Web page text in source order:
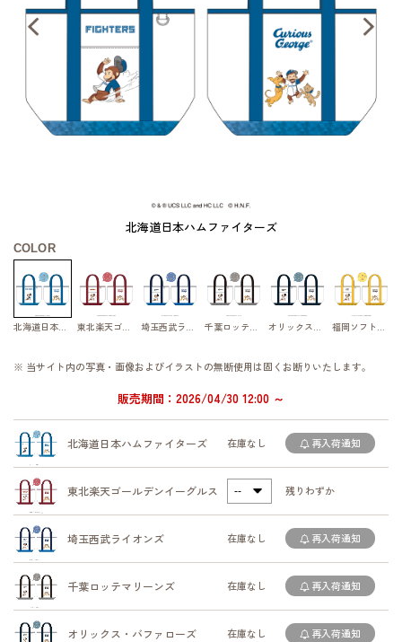
北海道日本ハムファイターズ
COLOR
北海道日本ハムファイターズ 東北楽天ゴールデンイーグルス 埼玉西武ライオンズ 千葉ロッテマリーンズ オリックス・バファローズ 福岡ソフトバンクホークス
※ 当サイト内の写真・画像およびイラストの無断使用は固くお断りいたします。
販売期間：2026/04/30 12:00 ～
北海道日本ハムファイターズ 在庫なし 再入荷通知
東北楽天ゴールデンイーグルス 残りわずか
埼玉西武ライオンズ 在庫なし 再入荷通知
千葉ロッテマリーンズ 在庫なし 再入荷通知
オリックス・バファローズ 在庫なし 再入荷通知